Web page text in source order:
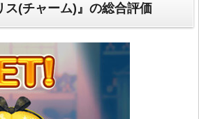
ス(チャーム)』の総合評価